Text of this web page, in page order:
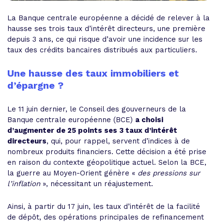
La Banque centrale européenne a décidé de relever à la
hausse ses trois taux d’intérêt directeurs, une première
depuis 3 ans, ce qui risque d’avoir une incidence sur les
taux des crédits bancaires distribués aux particuliers.
Une hausse des taux immobiliers et
d’épargne ?
Le 11 juin dernier, le Conseil des gouverneurs de la
Banque centrale européenne (BCE) a choisi
d’augmenter de 25 points ses 3 taux d’intérêt
directeurs, qui, pour rappel, servent d’indices à de
nombreux produits financiers. Cette décision a été prise
en raison du contexte géopolitique actuel. Selon la BCE,
la guerre au Moyen-Orient génère « des pressions sur
l’inflation», nécessitant un réajustement.
Ainsi, à partir du 17 juin, les taux d’intérêt de la facilité
de dépôt, des opérations principales de refinancement